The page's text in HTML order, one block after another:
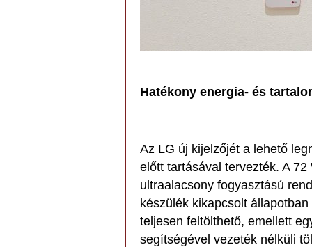
Hatékony energia- és
Az LG új kijelzőjét a lehető
előtt tartásával tervezték. A
ultraalacsony fogyasztású
készülék kikapcsolt
teljesen feltölthető, emellett
segítségével vezeték nélküli